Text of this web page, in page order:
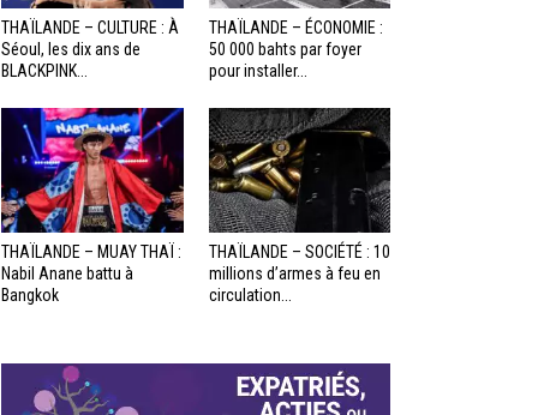
THAÏLANDE – CULTURE : À
Séoul, les dix ans de
BLACKPINK...
THAÏLANDE – ÉCONOMIE :
50 000 bahts par foyer
pour installer...
THAÏLANDE – MUAY THAÏ :
Nabil Anane battu à
Bangkok
THAÏLANDE – SOCIÉTÉ : 10
millions d’armes à feu en
circulation...